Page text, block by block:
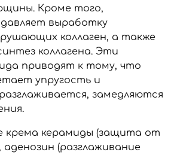
Кроме того,
выработку
коллаген, а также
коллагена. Эти
приводят к тому, что
упругость и
замедляются
крема керамиды (защита от
аденозин (разглаживание